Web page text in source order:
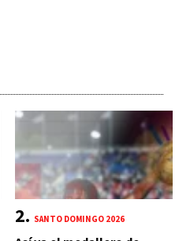
SANTO DOMINGO 2026